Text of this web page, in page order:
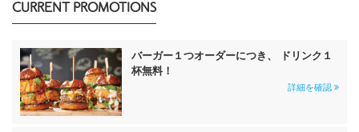
CURRENT PROMOTIONS
バーガー１つオーダーにつき、 ドリンク１
杯無料！
詳細を確認